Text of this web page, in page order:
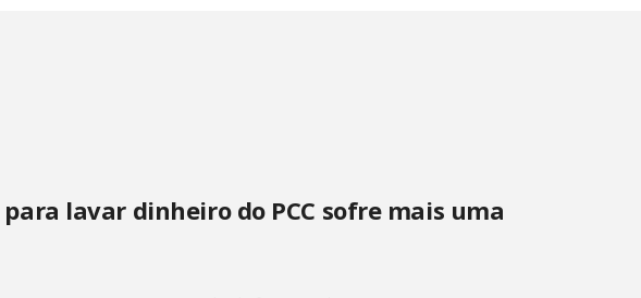
lavar dinheiro do PCC sofre mais uma